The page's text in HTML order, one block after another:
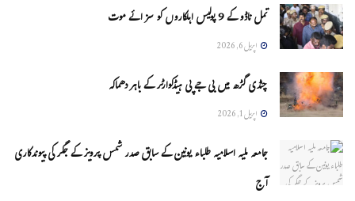
تمل ناڈو کے 9 پولیس اہلکاروں کو سزائے موت
اپریل 6, 2026
چنڈی گڑھ میں بی جے پی ہیڈکوارٹر کے باہر دھماکہ
اپریل 1, 2026
جامعہ ملیہ اسلامیہ طلباء یونین کے سابق صدر شمس پرویز کے جگر کی پیوندکاری
آج